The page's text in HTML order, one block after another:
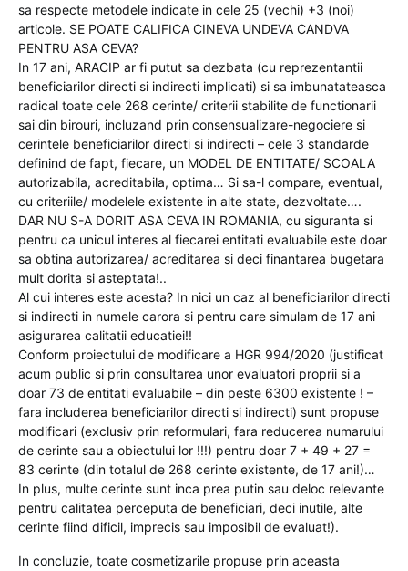
sa respecte metodele indicate in cele 25 (vechi) +3 (noi)
articole. SE POATE CALIFICA CINEVA UNDEVA CANDVA
PENTRU ASA CEVA?
In 17 ani, ARACIP ar fi putut sa dezbata (cu reprezentantii
beneficiarilor directi si indirecti implicati) si sa imbunatateasca
radical toate cele 268 cerinte/ criterii stabilite de functionarii
sai din birouri, incluzand prin consensualizare-negociere si
cerintele beneficiarilor directi si indirecti – cele 3 standarde
definind de fapt, fiecare, un MODEL DE ENTITATE/ SCOALA
autorizabila, acreditabila, optima… Si sa-l compare, eventual,
cu criteriile/ modelele existente in alte state, dezvoltate….
DAR NU S-A DORIT ASA CEVA IN ROMANIA, cu siguranta si
pentru ca unicul interes al fiecarei entitati evaluabile este doar
sa obtina autorizarea/ acreditarea si deci finantarea bugetara
mult dorita si asteptata!..
Al cui interes este acesta? In nici un caz al beneficiarilor directi
si indirecti in numele carora si pentru care simulam de 17 ani
asigurarea calitatii educatiei!!
Conform proiectului de modificare a HGR 994/2020 (justificat
acum public si prin consultarea unor evaluatori proprii si a
doar 73 de entitati evaluabile – din peste 6300 existente ! –
fara includerea beneficiarilor directi si indirecti) sunt propuse
modificari (exclusiv prin reformulari, fara reducerea numarului
de cerinte sau a obiectului lor !!!) pentru doar 7 + 49 + 27 =
83 cerinte (din totalul de 268 cerinte existente, de 17 ani!)…
In plus, multe cerinte sunt inca prea putin sau deloc relevante
pentru calitatea perceputa de beneficiari, deci inutile, alte
cerinte fiind dificil, imprecis sau imposibil de evaluat!).
In concluzie, toate cosmetizarile propuse prin aceasta